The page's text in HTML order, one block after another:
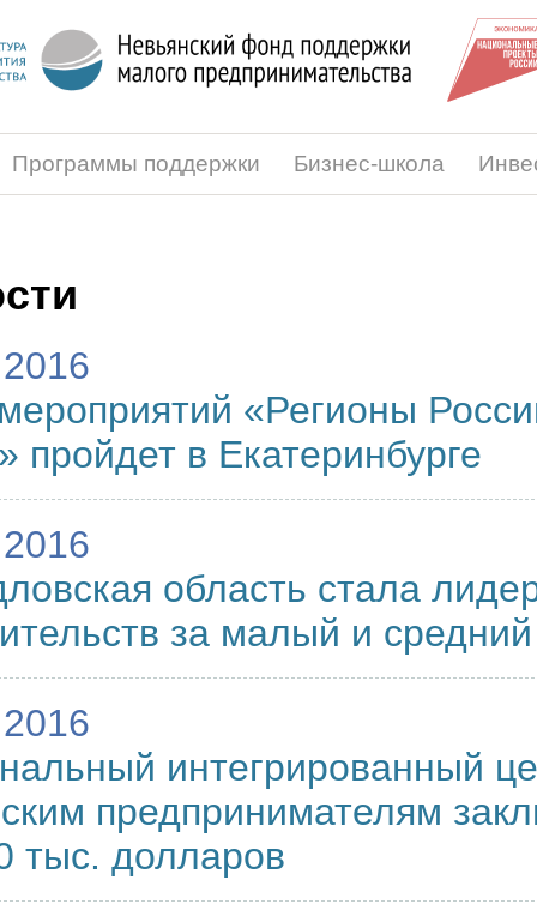
Программы поддержки Бизнес-школа
«Регионы
пройдет в Екатеринбурге
область стала
за малый и
интегрированный
предпринимателям
тыс. долларов